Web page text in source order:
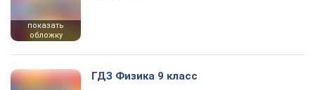
показать
обложку
ГДЗ Физика 9 класс